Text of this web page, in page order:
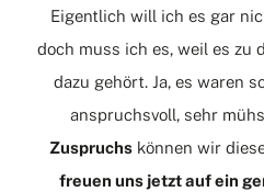
Eigentlich will ich es gar
doch muss ich es, weil es zu
dazu gehört. Ja, es waren
anspruchsvoll, sehr
Zuspruchskönnen wir
freuen uns jetzt auf ein